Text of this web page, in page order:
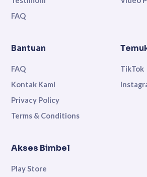
FAQ
Bantuan
FAQ
Kontak Kami
Privacy Policy
Terms & Conditions
TikTok
Akses Bimbel
Play Store